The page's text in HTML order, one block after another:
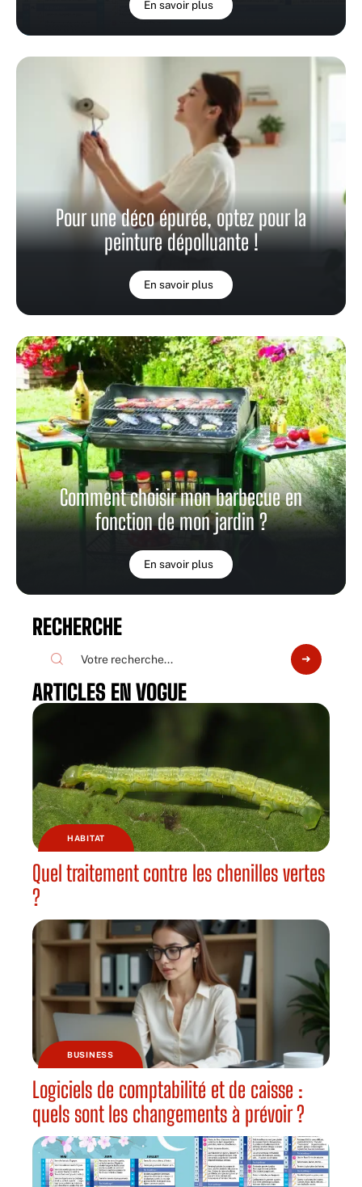
En savoir plus
Pour une déco épurée, optez pour la
peinture dépolluante !
En savoir plus
Comment choisir mon barbecue en
fonction de mon jardin ?
En savoir plus
RECHERCHE
ARTICLES EN VOGUE
HABITAT
Quel traitement contre les chenilles vertes
?
BUSINESS
Logiciels de comptabilité et de caisse :
quels sont les changements à prévoir ?